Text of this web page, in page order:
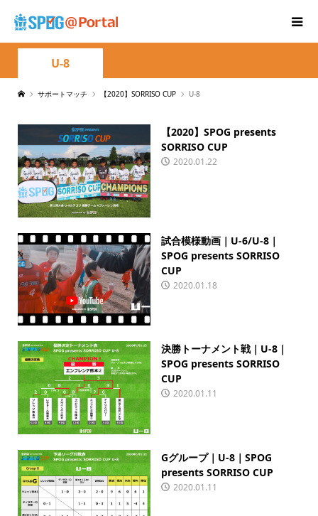
U-8
サポートマッチ 【2020】SORRISO CUP U-8
【2020】SPOG presents
SORRISO CUP
2020.01.22
試合模様動画｜U-6/U-8｜
SPOG presents SORRISO
CUP
2020.01.18
決勝トーナメント戦｜U-8｜
SPOG presents SORRISO
CUP
2020.01.11
Gグループ｜U-8｜SPOG
presents SORRISO CUP
2020.01.11